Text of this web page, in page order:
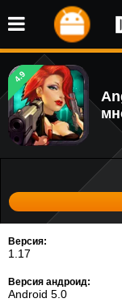
4.9
Версия:
1.17
Версия андроид:
Android 5.0